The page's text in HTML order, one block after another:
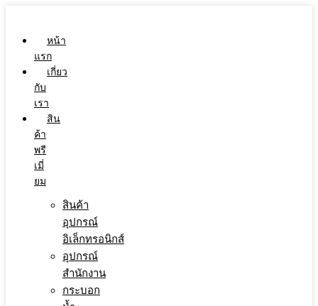
content
หน้า
แรก
เกี่ยว
กับ
เรา
สิน
ค้า
พรี
เมี่
ยม
สินค้า
อุปกรณ์
อิเล็กทรอนิกส์
อุปกรณ์
สำนักงาน
กระบอก